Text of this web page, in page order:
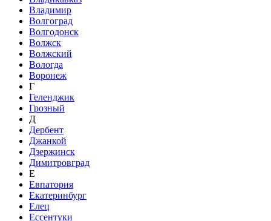
Владимир
Волгоград
Волгодонск
Волжск
Волжский
Вологда
Воронеж
Г
Геленджик
Грозный
Д
Дербент
Джанкой
Дзержинск
Димитровград
Е
Евпатория
Екатеринбург
Елец
Ессентуки